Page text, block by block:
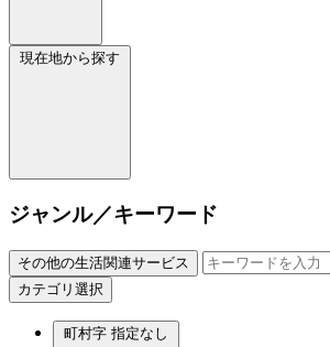
現在地から探す
ジャンル／キーワード
その他の生活関連サービス
カテゴリ選択
町村字 指定なし